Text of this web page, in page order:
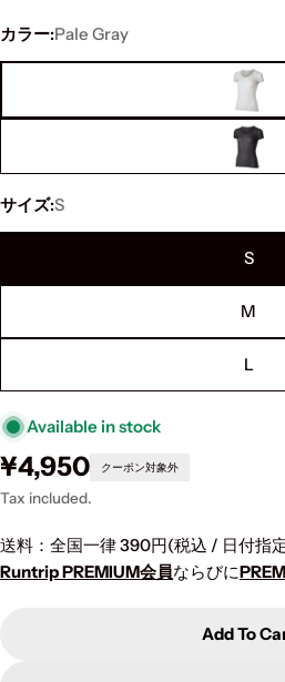
カラー:Pale Gray
サイズ:S
S
M
L
Available in stock
Regular
price
¥4,950 クーポン対象外
Tax included.
送料：全国一律 390円(税込 / 日付指
Runtrip PREMIUM会員ならびに
Add To